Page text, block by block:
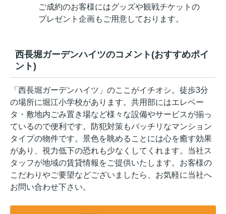
ご成約のお客様にはグッズや観戦チケットの
プレゼント企画もご用意しております。
西長堀ガーデンハイツのコメント(おすすめポイ
ント)
「西長堀ガーデンハイツ」のここがイチオシ。徒歩3分
の場所に堀江小学校があります。共用部にはエレベー
タ・敷地内ごみ置き場など様々な設備やサービスが揃っ
ているので便利です。防犯対策もバッチリなマンション
タイプの物件です。景色を眺めることには心を癒す効果
があり、視力低下の恐れも少なくしてくれます。当社ス
タッフが地域の賃貸情報をご提供いたします。お客様の
こだわりやご要望などございましたら、お気軽に当社へ
お問い合わせ下さい。